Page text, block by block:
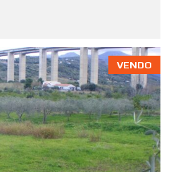
VENDO